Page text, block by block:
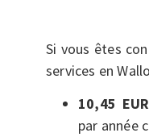
Si vous êtes
services en
10,45
par année